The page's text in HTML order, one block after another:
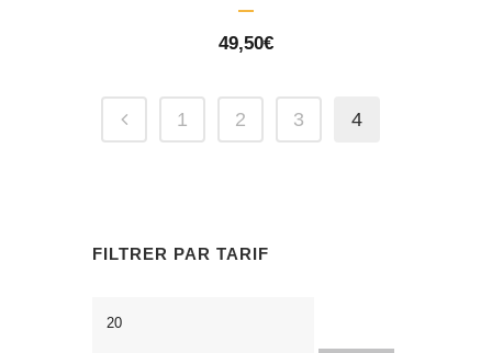
49,50€
1 2 3 4
FILTRER PAR TARIF